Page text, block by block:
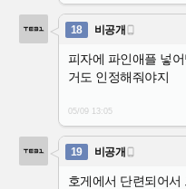
18 비공개 
피자에 파인애플 넣
거도 인정해줘야지
05/09 13:05
19 비공개 
호게에서 단련되어